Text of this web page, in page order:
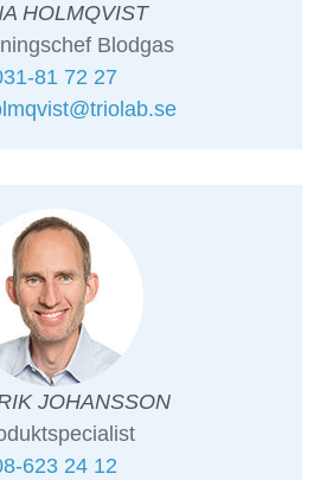
HOLMQVIST
Blodgas
81 72 27
JOHANSSON
623 24 12